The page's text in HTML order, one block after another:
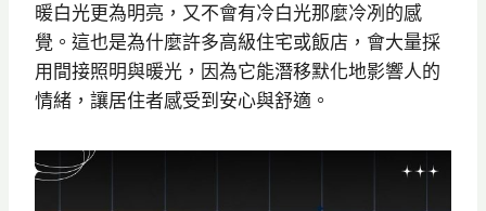
暖白光更為明亮，又不會有冷白光那麼冷冽的感
覺。這也是為什麼許多高級住宅或飯店，會大量採
用間接照明與暖光，因為它能潛移默化地影響人的
情緒，讓居住者感受到安心與舒適。